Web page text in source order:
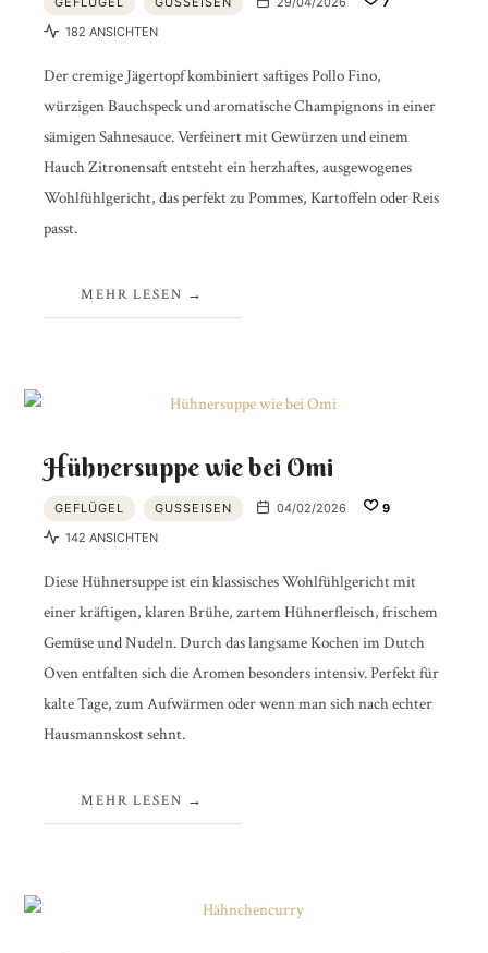
182 ANSICHTEN
Der cremige Jägertopf kombiniert saftiges Pollo Fino,
würzigen Bauchspeck und aromatische Champignons in einer
sämigen Sahnesauce. Verfeinert mit Gewürzen und einem
Hauch Zitronensaft entsteht ein herzhaftes, ausgewogenes
Wohlfühlgericht, das perfekt zu Pommes, Kartoffeln oder Reis
passt.
MEHR LESEN
Hühnersuppe wie bei Omi
GEFLÜGEL GUSSEISEN 04/02/2026
9
142 ANSICHTEN
Diese Hühnersuppe ist ein klassisches Wohlfühlgericht mit
einer kräftigen, klaren Brühe, zartem Hühnerfleisch, frischem
Gemüse und Nudeln. Durch das langsame Kochen im Dutch
Oven entfalten sich die Aromen besonders intensiv. Perfekt für
kalte Tage, zum Aufwärmen oder wenn man sich nach echter
Hausmannskost sehnt.
MEHR LESEN